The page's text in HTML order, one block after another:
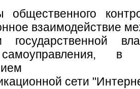
общественного
взаимодействие
государственной
сети